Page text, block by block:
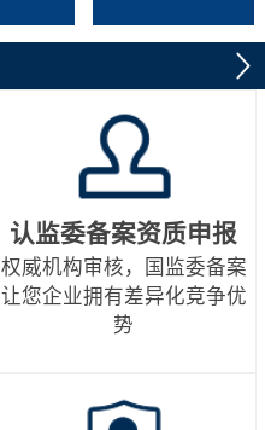
认监委备案资质申报
权威机构审核，国监委备案
让您企业拥有差异化竞争优
势